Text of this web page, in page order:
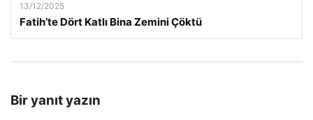
13/12/2025
Fatih’te Dört Katlı Bina Zemini Çöktü
Bir yanıt yazın